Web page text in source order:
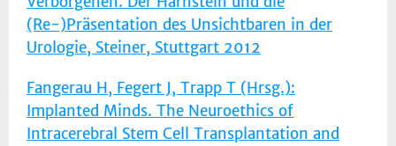
(Re-)Präsentation des Unsichtbaren in der
Urologie, Steiner, Stuttgart 2012
Fangerau H, Fegert J, Trapp T (Hrsg.):
Implanted Minds. The Neuroethics of
Intracerebral Stem Cell Transplantation and